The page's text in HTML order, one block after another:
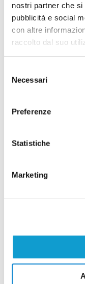
nostri partner che si
pubblicità e social
con altre
raccolto dal suo
delNecessari
Preferenze
Statistiche
Marketing